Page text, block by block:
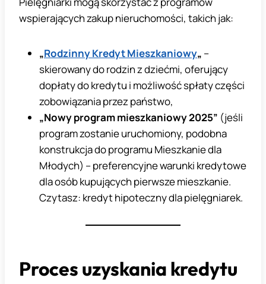
wspierających zakup nieruchomości, takich jak:
„Rodzinny Kredyt Mieszkaniowy„ –
skierowany do rodzin z dziećmi, oferujący
dopłaty do kredytu i możliwość spłaty części
zobowiązania przez państwo,
„Nowy program mieszkaniowy 2025” (jeśli
program zostanie uruchomiony, podobna
konstrukcja do programu Mieszkanie dla
Młodych) – preferencyjne warunki kredytowe
dla osób kupujących pierwsze mieszkanie.
Czytasz: kredyt hipoteczny dla pielęgniarek.
Proces uzyskania kredytu